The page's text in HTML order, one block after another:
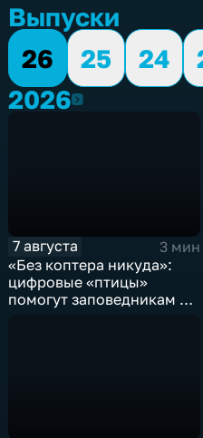
Выпуски
26
25 24
20262026
7 августа
3 мин
«Без коптера никуда»:
цифровые «птицы»
помогут заповедникам в